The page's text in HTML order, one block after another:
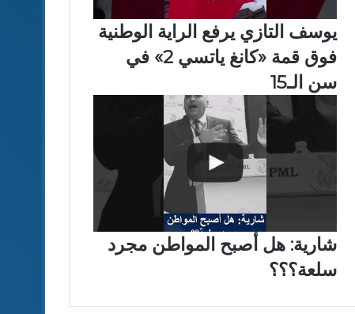
يوسف التازي يرفع الراية الوطنية
فوق قمة «كانغ ياتسي 2» في
سن الـ15
شارية: هل أصبح المواطن مجرد
سلعة؟؟؟